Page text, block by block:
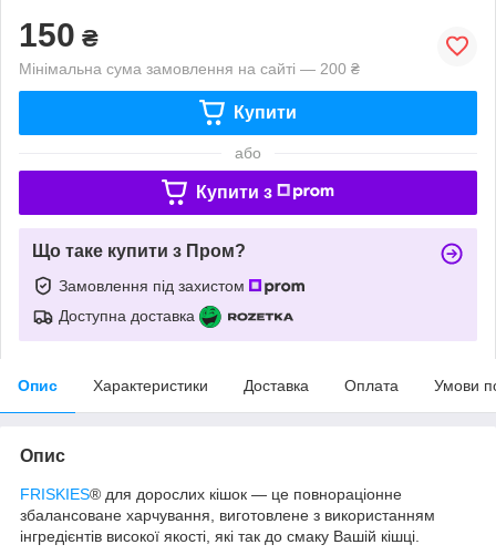
150 ₴
Мінімальна сума замовлення на сайті — 200 ₴
Купити
або
Купити з
Що таке купити з Пром?
Замовлення під захистом
Доступна доставка
Опис Характеристики Доставка Оплата Умови
Опис
FRISKIES® для дорослих кішок — це повнораціонне
збалансоване харчування, виготовлене з використанням
інгредієнтів високої якості, які так до смаку Вашій кішці.